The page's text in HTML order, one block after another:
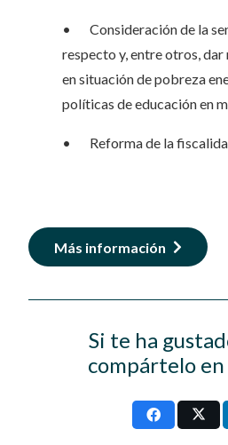
• Consideración de la
respecto y, entre otros, dar
en situación de pobreza
políticas de educación en
• Reforma de la
Más información
Si te ha
compártelo en